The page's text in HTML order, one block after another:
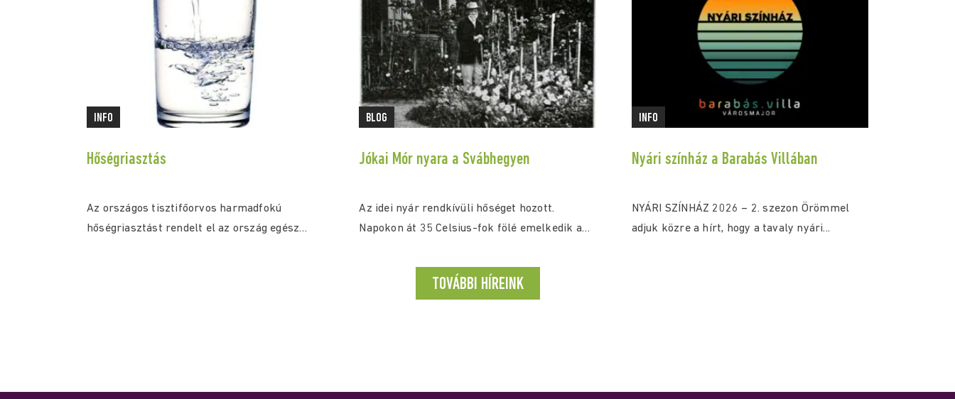
INFO
Hőségriasztás
Az országos tisztifőorvos harmadfokú
hőségriasztást rendelt el az ország egész
BLOG
Jókai Mór nyara a Svábhegyen
Az idei nyár rendkívüli hőséget hozott.
Napokon át 35 Celsius-fok fölé emelkedik a
INFO
Nyári színház a Barabás Villában
NYÁRI SZÍNHÁZ 2026 – 2. szezon Örömmel
adjuk közre a hírt, hogy a tavaly nyári...
TOVÁBBI HÍREINK